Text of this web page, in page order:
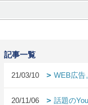
記事一覧
21/03/10 WEB広告
20/11/06 話題の